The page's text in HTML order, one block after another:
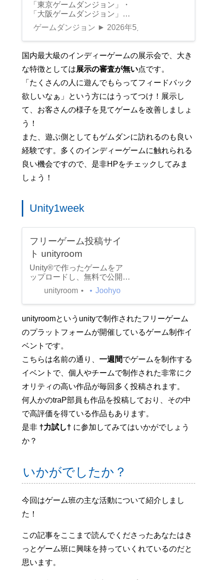
「東京ゲームダンジョン」・
「大阪ゲームダンジョン」は
個人や小規模チームが制作す
るデジタル・ゲーム（インデ
ィゲーム）の展示会です。手
頃な出展料と充実した設備
で、気軽に作品を出展・試遊
できるイベントを目指してい
ます。主催者も個人でゲーム
を作っているインディ開発者
です。みんなで国内のインデ
ィゲームを盛り上げましょ
う！
ゲームダンジョン ► 2026年5月3日(日)、東京・浜
国内最大級のインディーゲームの展示会で、大き
な特徴としては展示の審査が無い点です。
「たくさんの人に遊んでもらってフィードバック
欲しいなぁ」という方にはうってつけ！展示し
て、お客さんの様子を見てゲームを改善しましょ
う！
また、遊ぶ側としてもゲムダンに訪れるのも良い
経験です。多くのインディーゲームに触れられる
良い機会ですので、是非HPをチェックしてみま
しょう！
Unity1week
フリーゲーム投稿サイ
ト unityroom
Unity®で作ったゲームをア
ップロードし、無料で公開す
ることができます。\nさぁ、
unityroomで一緒にゲーム作
りを楽しみましょう！
unityroom Joohyo
unityroomというunityで制作されたフリーゲーム
のプラットフォームが開催しているゲーム制作イ
ベントです。
こちらは名前の通り、 一週間でゲームを制作する
イベントで、個人やチームで制作された非常にク
オリティの高い作品が毎回多く投稿されます。
何人かのtraP部員も作品を投稿しており、その中
で高評価を得ている作品もあります。
是非 †力試し† に参加してみてはいかがでしょう
か？
いかがでしたか？
今回はゲーム班の主な活動について紹介しまし
た！
この記事をここまで読んでくださったあなたはき
っとゲーム班に興味を持っていくれているのだと
思います。